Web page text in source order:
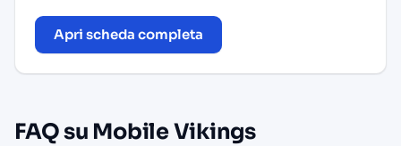
Apri scheda completa
FAQ su Mobile Vikings